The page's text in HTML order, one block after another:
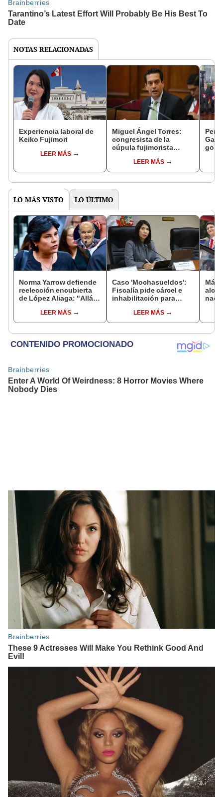
NOTAS RELACIONADAS
Experiencia laboral de
Keiko Fujimori
LEER MÁS
Miguel Ángel Torres:
congresista de la
cúpula fujimorista
del SenadoLEER MÁS
LO MÁS VISTO LO ÚLTIMO
Norma Yarrow defiende
reelección encubierta
de López Aliaga: "Allá el
sacar la vuelta"
LEER MÁS
Caso 'Mochasueldos':
Fiscalía pide cárcel e
inhabilitación para
fujimorista María
Cordero Jon Tay
LEER MÁS
Más